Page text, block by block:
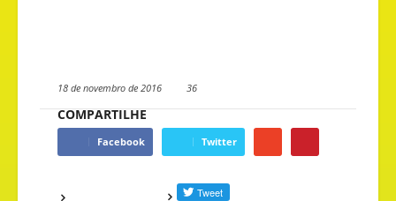
18 de novembro de 2016 36
COMPARTILHE
Facebook Twitter